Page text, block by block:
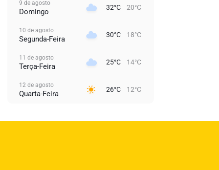
9 de agosto
Domingo 32°C 20°C
10 de agosto
Segunda-Feira 30°C 18°C
11 de agosto
Terça-Feira 25°C 14°C
12 de agosto
Quarta-Feira 26°C 12°C